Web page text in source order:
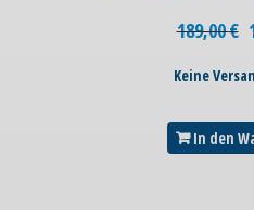
189,00€
Keine
In den